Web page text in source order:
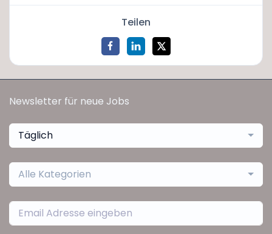
Teilen
Newsletter für neue Jobs
Täglich
Alle Kategorien